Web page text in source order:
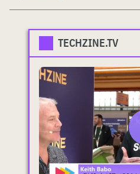
TECHZINE.TV